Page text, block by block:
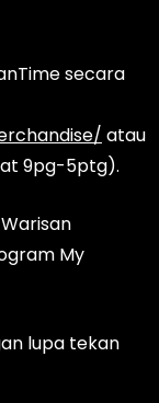
secara
atau
9pg-5ptg).
My
lupa tekan